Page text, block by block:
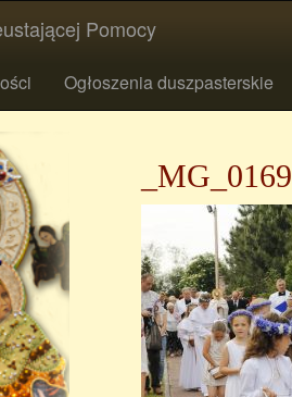
Pomocy
Ogłoszenia duszpasterskie
_MG_0169